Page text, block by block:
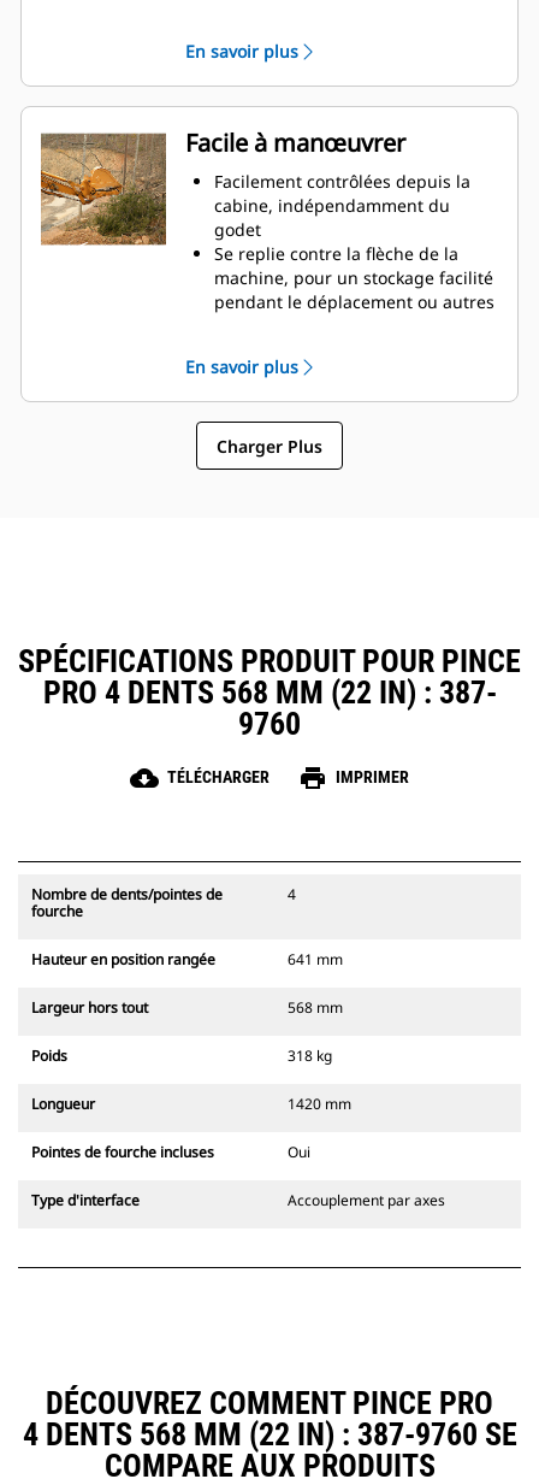
pince et le godet ou râteau grâce à
la courbure unique et la denture
de la pince
Obtenez les pinces les plus
appropriées à vos applications.
Avec quatre configurations de
dents, sélectionnez la meilleure
option, pour une préhension
complète ou le repli de la flèche
lors du transport.
La gestion de plusieurs
d'attache. Il est recommandé de
sélectionner des modèles de
pinces compatibles avec les
attaches à accouplement par axes
Cat, ce qui permet un partage des
En savoir plus
Facile à manœuvrer
Facilement contrôlées depuis la
cabine, indépendamment du
godet
Se replie contre la flèche de la
machine, pour un stockage facilité
pendant le déplacement ou autres
maintenance et du
fonctionnement général font des
pinces un accessoire plus simple
et au coût d'exploitation plus
abordable que les grappins
En savoir plus
Charger Plus
SPÉCIFICATIONS PRODUIT POUR PINCE
PRO 4 DENTS 568 MM (22 IN) : 387-
9760
cloud_download TÉLÉCHARGER print IMPRIMER
Nombre de dents/pointes de
fourche
4
Hauteur en position rangée 641 mm
Largeur hors tout 568 mm
Poids 318 kg
Longueur 1420 mm
Pointes de fourche incluses Oui
Type d'interface Accouplement par axes
DÉCOUVREZ COMMENT PINCE PRO
4 DENTS 568 MM (22 IN) : 387-9760 SE
COMPARE AUX PRODUITS